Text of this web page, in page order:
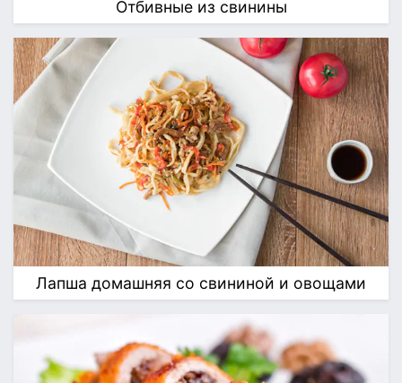
Отбивные из свинины
Лапша домашняя со свининой и овощами